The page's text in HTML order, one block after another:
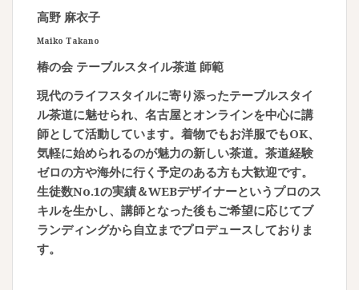
高野 麻衣子
Maiko Takano
椿の会 テーブルスタイル茶道 師範
現代のライフスタイルに寄り添ったテーブルスタイ
ル茶道に魅せられ、名古屋とオンラインを中心に講
師として活動しています。着物でもお洋服でもOK、
気軽に始められるのが魅力の新しい茶道。茶道経験
ゼロの方や海外に行く予定のある方も大歓迎です。
生徒数No.1の実績＆WEBデザイナーというプロのス
キルを生かし、講師となった後もご希望に応じてブ
ランディングから自立までプロデュースしておりま
す。